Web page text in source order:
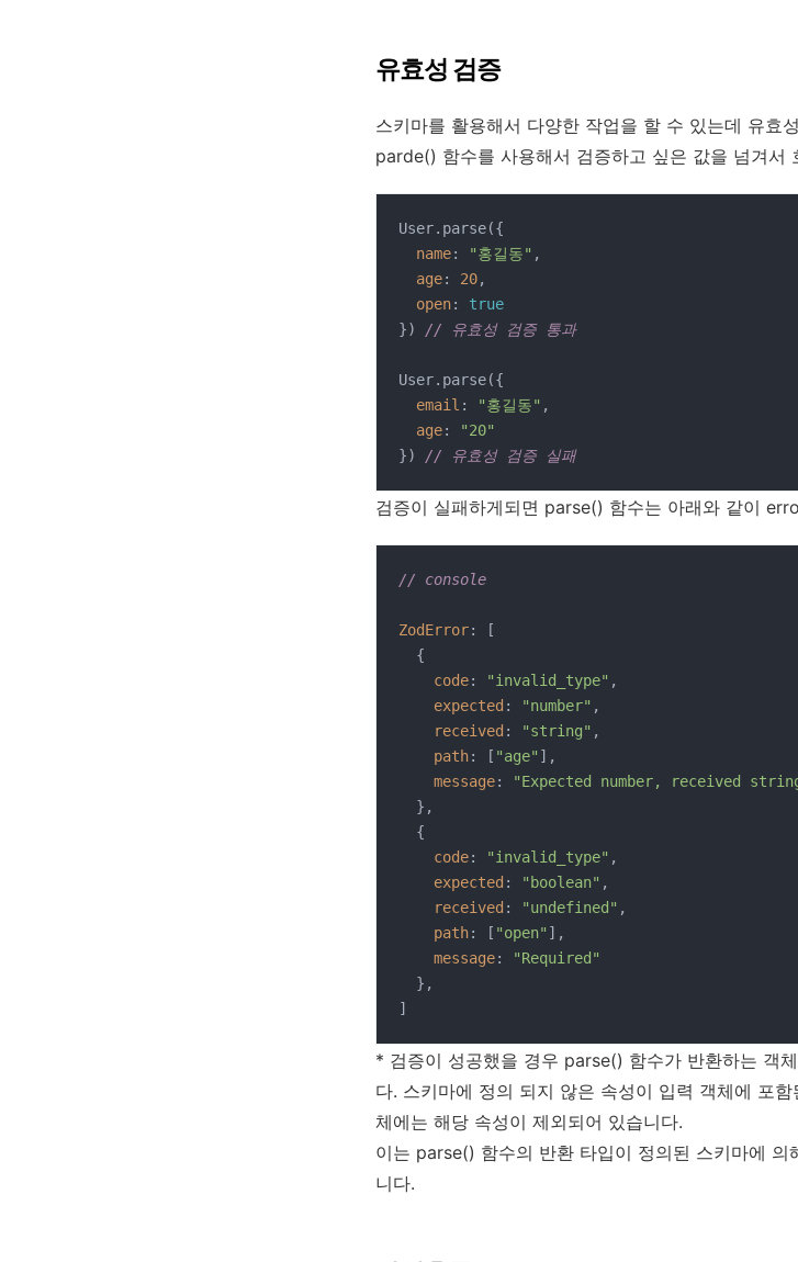
유효성 검증
스키마를 활용해서 다양한 작업을 할 수 있는데 유효
parde() 함수를 사용해서 검증하고 싶은 값을 넘겨서
User.parse({
name: "홍길동" ,
age: 20,
open: true
}) // 유효성 검증 통과
User.parse({
email : "홍길동" ,
age:
"20"
}) // 유효성 검증 실패
검증이 실패하게되면 parse() 함수는 아래와 같이
// console
ZodError: [
code: "invalid_type" ,
expected : "number" ,
received : "string" ,
path: [ "age" ],
message:
"Expected number, received
code: "invalid_type" ,
expected : "boolean" ,
received : "undefined" ,
path: [ "open" ],
message:
"Required"
]
* 검증이 성공했을 경우 parse() 함수가 반환하는 객
다. 스키마에 정의 되지 않은 속성이 입력 객체에 포
체에는 해당 속성이 제외되어 있습니다.
이는 parse() 함수의 반환 타입이 정의된 스키마에 의
니다.